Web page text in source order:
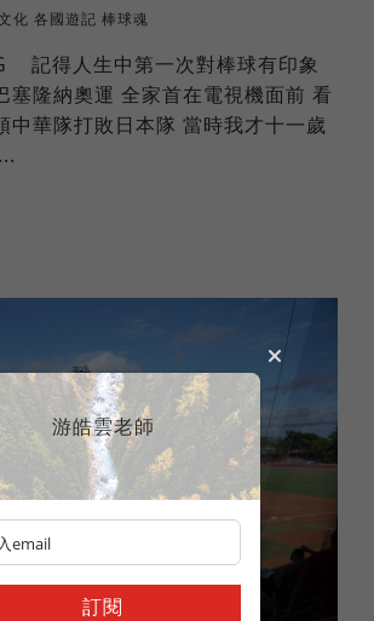
化 各國遊記 棒球魂
記得人生中第一次對棒球有印象
塞隆納奧運 全家首在電視機面前 看
中華隊打敗日本隊 當時我才十一歲
游皓雲老師
訂閱